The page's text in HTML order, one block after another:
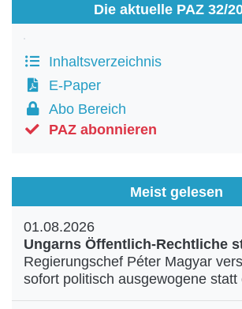
Die aktuelle PAZ 32/
Inhaltsverzeichnis
E-Paper
Abo Bereich
PAZ abonnieren
Meist gelesen
01.08.2026
Ungarns Öffentlich-Rechtliche
Regierungschef Péter Magyar
sofort politisch ausgewogene statt